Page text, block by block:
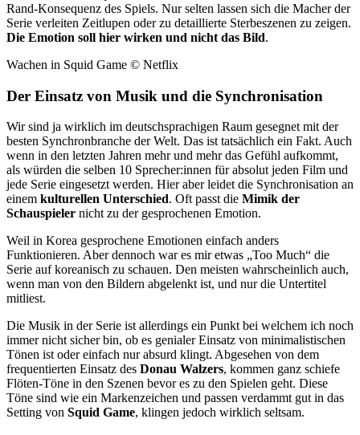
Rand-Konsequenz des Spiels. Nur selten lassen sich die Macher der
Serie verleiten Zeitlupen oder zu detaillierte Sterbeszenen zu zeigen.
Die Emotion soll hier wirken und nicht das Bild.
Wachen in Squid Game © Netflix
Der Einsatz von Musik und die Synchronisation
Wir sind ja wirklich im deutschsprachigen Raum gesegnet mit der
besten Synchronbranche der Welt. Das ist tatsächlich ein Fakt. Auch
wenn in den letzten Jahren mehr und mehr das Gefühl aufkommt,
als würden die selben 10 Sprecher:innen für absolut jeden Film und
jede Serie eingesetzt werden. Hier aber leidet die Synchronisation an
einem kulturellen Unterschied. Oft passt die Mimik der
Schauspieler nicht zu der gesprochenen Emotion.
Weil in Korea gesprochene Emotionen einfach anders
Funktionieren. Aber dennoch war es mir etwas „Too Much“ die
Serie auf koreanisch zu schauen. Den meisten wahrscheinlich auch,
wenn man von den Bildern abgelenkt ist, und nur die Untertitel
mitliest.
Die Musik in der Serie ist allerdings ein Punkt bei welchem ich noch
immer nicht sicher bin, ob es genialer Einsatz von minimalistischen
Tönen ist oder einfach nur absurd klingt. Abgesehen von dem
frequentierten Einsatz des Donau Walzers, kommen ganz schiefe
Flöten-Töne in den Szenen bevor es zu den Spielen geht. Diese
Töne sind wie ein Markenzeichen und passen verdammt gut in das
Setting von Squid Game, klingen jedoch wirklich seltsam.